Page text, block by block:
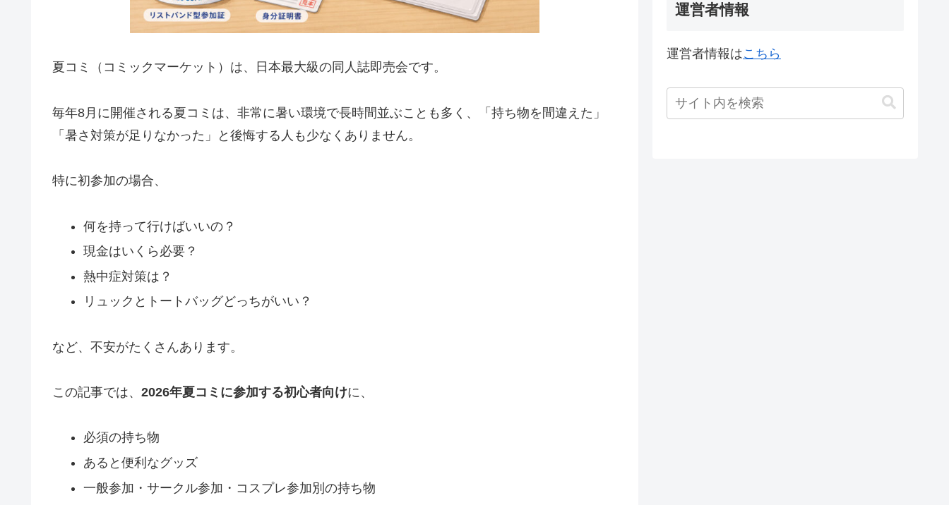
夏コミ（コミックマーケット）は、日本最大級の同人誌即売会です。
毎年8月に開催される夏コミは、非常に暑い環境で長時間並ぶことも多く、「持ち物を間違えた」
「暑さ対策が足りなかった」と後悔する人も少なくありません。
特に初参加の場合、
何を持って行けばいいの？
現金はいくら必要？
熱中症対策は？
リュックとトートバッグどっちがいい？
など、不安がたくさんあります。
この記事では、 2026年夏コミに参加する初心者向けに、
必須の持ち物
あると便利なグッズ
一般参加・サークル参加・コスプレ参加別の持ち物
運営者情報
運営者情報はこちら